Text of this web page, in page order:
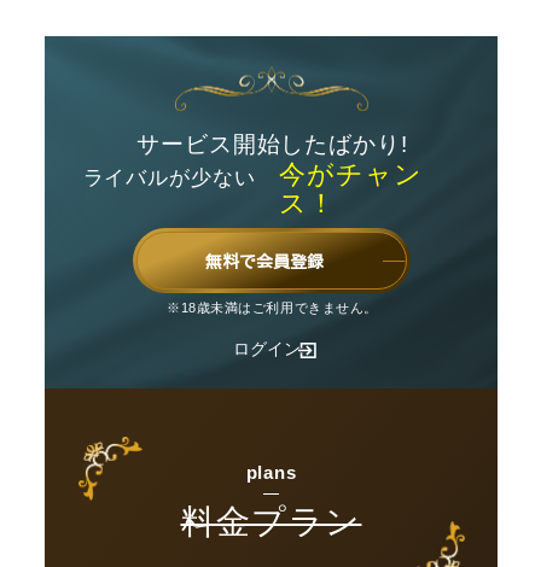
料金プラン
plans
サービス開始したばかり!
ログイン
ライバルが少ない
今がチャン
ス！
無料で会員登録
※18歳未満はご利用できません。